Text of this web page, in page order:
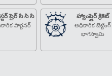
షైర్ సి సి సి
పార్టనర్
హ్యాంప్షైర్ క్రికెట్
అధికారిక బెట్టింగ్
భాగస్వామి